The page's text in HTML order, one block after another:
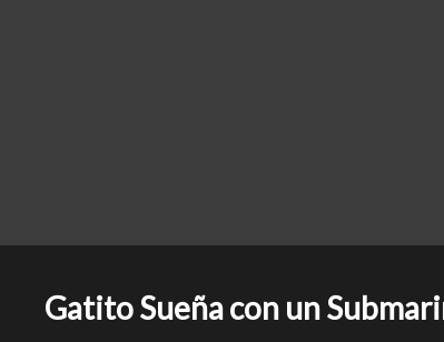
Gatito Sueña con un